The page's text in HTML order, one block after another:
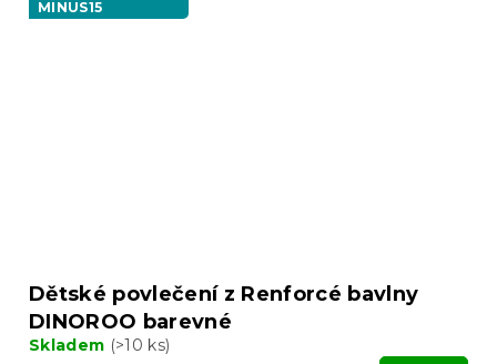
MINUS15
Dětské povlečení z Renforcé bavlny
DINOROO barevné
Skladem (>10 ks)